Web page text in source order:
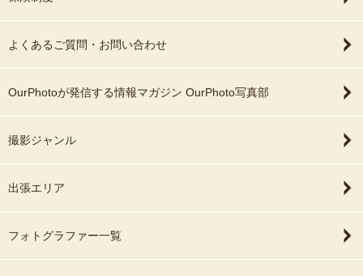
よくあるご質問・お問い合わせ
OurPhotoが発信する情報マガジン OurPhoto写真部
撮影ジャンル
出張エリア
フォトグラファー一覧